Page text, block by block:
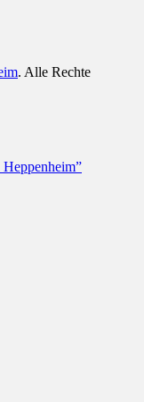
. Alle Rechte